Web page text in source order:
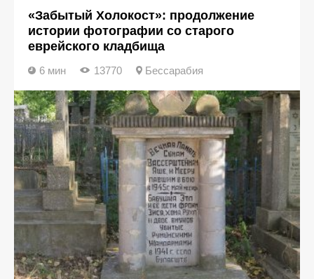
«Забытый Холокост»: продолжение
истории фотографии со старого
еврейского кладбища
6 мин 13770 Бессарабия